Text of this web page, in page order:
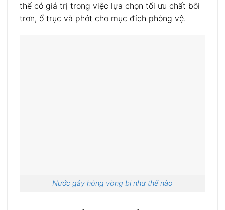
thể có giá trị trong việc lựa chọn tối ưu chất bôi
trơn, ổ trục và phớt cho mục đích phòng vệ.
Nước gây hỏng vòng bi như thế nào